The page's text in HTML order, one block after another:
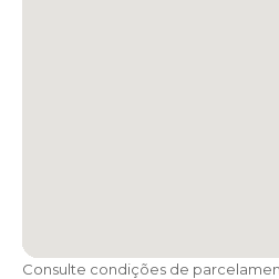
Consulte condições de